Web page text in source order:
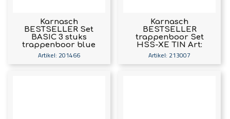
Karnasch
BESTSELLER Set
BASIC 3 stuks
trappenboor blue
Art: 201466
Artikel: 201466
Karnasch
BESTSELLER
trappenboor Set
HSS-XE TIN Art:
213007
Artikel: 213007